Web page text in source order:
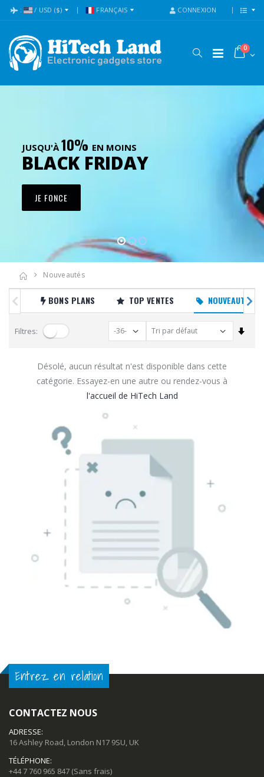
: / USD ($) FRANÇAIS CONNEXION
0
JUSQU'À10% EN MOINS
BLACK FRIDAY
JE FONCE
Nouveautés
BONS PLANS TOP VENTES NOUVEAUTÉS
Filtres: Trier
Désolé, aucun résultat n'est disponible dans cette
catégorie. Essayez-en une autre ou rendez-vous à
l'accueil de HiTech Land
Entrez en relation
CONTACTEZ NOUS
ADRESSE:
16 Ashley Road, London N17 9SU, UK
TÉLÉPHONE:
+44 7 760 965 847 (Sans frais)